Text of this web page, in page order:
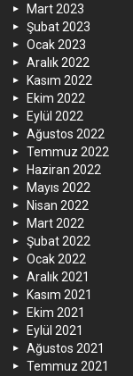
Mart 2023
Şubat 2023
Ocak 2023
Aralık 2022
Kasım 2022
Ekim 2022
Eylül 2022
Ağustos 2022
Temmuz 2022
Haziran 2022
Mayıs 2022
Nisan 2022
Mart 2022
Şubat 2022
Ocak 2022
Aralık 2021
Kasım 2021
Ekim 2021
Eylül 2021
Ağustos 2021
Temmuz 2021